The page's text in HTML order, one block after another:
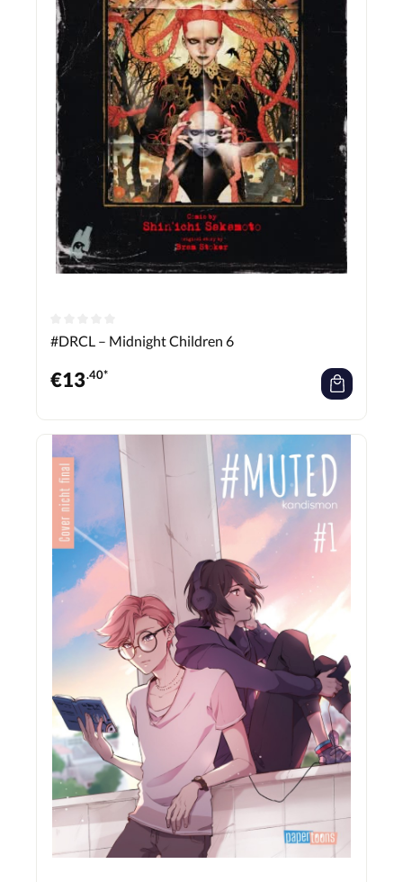
#DRCL – Midnight Children 6
€13.40*